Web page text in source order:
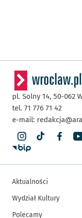
pl. Solny 14, 50-062
tel. 71 776 71 42
e-mail:
Aktualności
Wydział Kultury
Polecamy